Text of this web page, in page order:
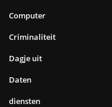
Computer
Criminaliteit
Dagje uit
Daten
diensten